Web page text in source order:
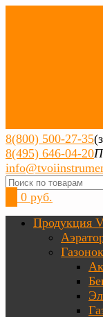
8(800) 500-27-35
8(495) 646-04-20
0 руб.
Продукция